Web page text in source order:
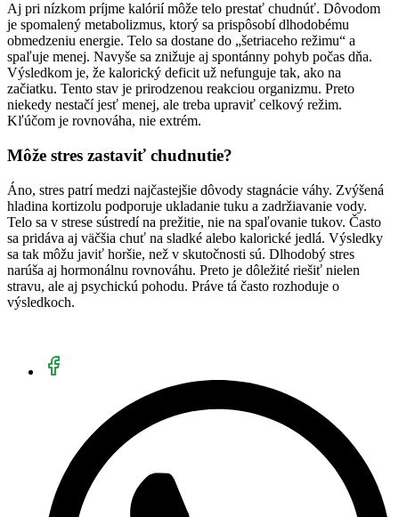
Aj pri nízkom príjme kalórií môže telo prestať chudnúť. Dôvodom
je spomalený metabolizmus, ktorý sa prispôsobí dlhodobému
obmedzeniu energie. Telo sa dostane do „šetriaceho režimu“ a
spaľuje menej. Navyše sa znižuje aj spontánny pohyb počas dňa.
Výsledkom je, že kalorický deficit už nefunguje tak, ako na
začiatku. Tento stav je prirodzenou reakciou organizmu. Preto
niekedy nestačí jesť menej, ale treba upraviť celkový režim.
Kľúčom je rovnováha, nie extrém.
Môže stres zastaviť chudnutie?
Áno, stres patrí medzi najčastejšie dôvody stagnácie váhy. Zvýšená
hladina kortizolu podporuje ukladanie tuku a zadržiavanie vody.
Telo sa v strese sústredí na prežitie, nie na spaľovanie tukov. Často
sa pridáva aj väčšia chuť na sladké alebo kalorické jedlá. Výsledky
sa tak môžu javiť horšie, než v skutočnosti sú. Dlhodobý stres
narúša aj hormonálnu rovnováhu. Preto je dôležité riešiť nielen
stravu, ale aj psychickú pohodu. Práve tá často rozhoduje o
výsledkoch.